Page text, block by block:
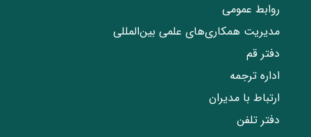
روابط عمومی
مدیریت همکاری‌های علمی بین‌المللی
دفتر قم
اداره ترجمه
ارتباط با مدیران
دفتر تلفن